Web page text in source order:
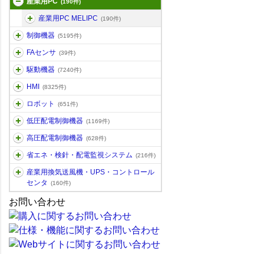
(190件)
産業用PC MELIPC (190件)
制御機器 (5195件)
FAセンサ (39件)
駆動機器 (7240件)
HMI (8325件)
ロボット (651件)
低圧配電制御機器 (1169件)
高圧配電制御機器 (628件)
省エネ・検針・配電監視システム (216件)
産業用換気送風機・UPS・コントロール
センタ
(160件)
お問い合わせ